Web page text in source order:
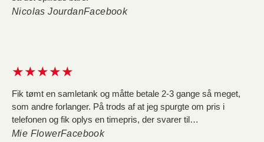
Nicolas JourdanFacebook
★★★★★
Fik tømt en samletank og måtte betale 2-3 gange så meget,
som andre forlanger. På trods af at jeg spurgte om pris i
telefonen og fik oplys en timepris, der svarer til
konkurrenternes, så løb regningen op i 4236 kr. Dels fordi de
Mie FlowerFacebook